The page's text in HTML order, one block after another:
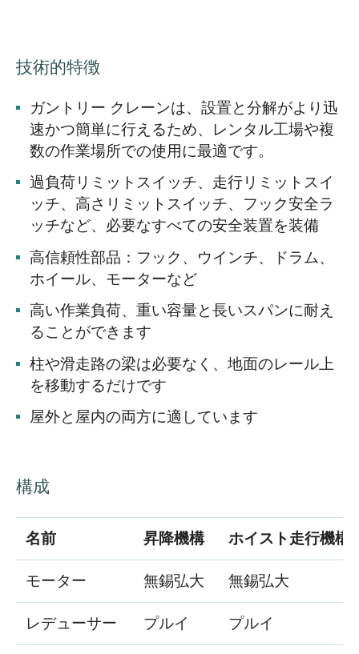
技術的特徴
ガントリー クレーンは、設置と分解がより迅
速かつ簡単に行えるため、レンタル工場や複
数の作業場所での使用に最適です。
過負荷リミットスイッチ、走行リミットスイ
ッチ、高さリミットスイッチ、フック安全ラ
ッチなど、必要なすべての安全装置を装備
高信頼性部品：フック、ウインチ、ドラム、
ホイール、モーターなど
高い作業負荷、重い容量と長いスパンに耐え
ることができます
柱や滑走路の梁は必要なく、地面のレール上
を移動するだけです
屋外と屋内の両方に適しています
構成
名前 昇降機構
ホイスト走行機構
モーター
無錫弘大
無錫弘大
レデューサー
プルイ プルイ